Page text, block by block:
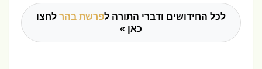
לכל החידושים ודברי התורה לפרשת בהרלחצו
כאן »